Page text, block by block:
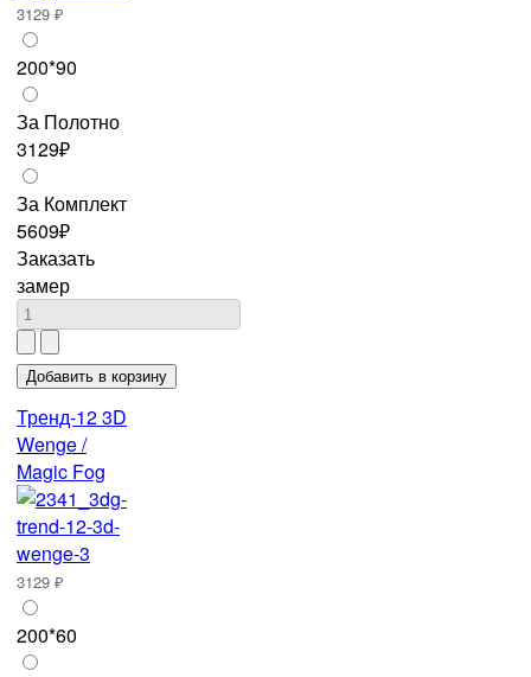
3129 ₽
200*90
За Полотно
3129₽
За Комплект
5609₽
Заказать
замер
Тренд-12 3D
Wenge /
Magic Fog
3129 ₽
200*60